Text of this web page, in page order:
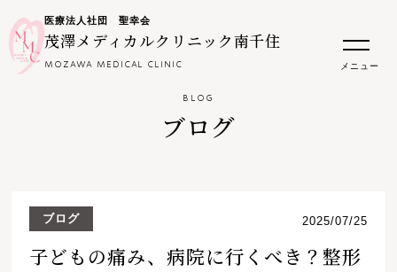
医療法人社団 聖幸会
茂澤メディカルクリニック南千住
MOZAWA MEDICAL CLINIC メニュー
BLOG
ブログ
ブログ 2025/07/25
子どもの痛み、病院に行くべき？整形